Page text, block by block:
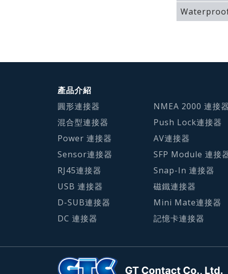
產品介紹
圓形連接器
混合型連接器
Power 連接器
Sensor連接器
RJ45連接器
USB 連接器
D-SUB連接器
DC 連接器
NMEA 2000 連接器
Push Lock連接器
AV連接器
SFP Module 連接
Snap-In 連接器
磁鐵連接器
Mini Mate連接器
記憶卡連接器